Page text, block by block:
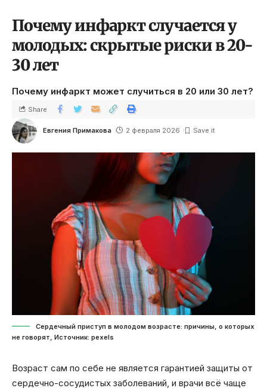
Почему инфаркт случается у
молодых: скрытые риски в 20-
30 лет
Почему инфаркт может случиться в 20 или 30 лет?
Евгения Примакова 2 февраля 2026
Share
Сердечный приступ в молодом возрасте: причины, о которых
не говорят, Источник: pexels
Возраст сам по себе не является гарантией защиты от
сердечно-сосудистых заболеваний, и врачи всё чаще